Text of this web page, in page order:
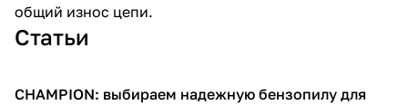
общий износ цепи.
Статьи
Пилы
CHAMPION: выбираем надежную бензопилу для